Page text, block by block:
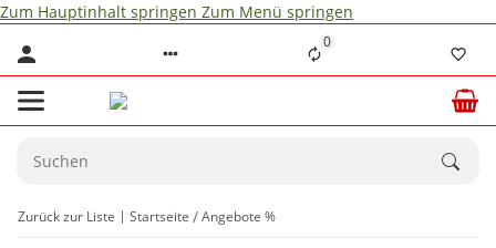
Zum Hauptinhalt springen Zum Menü springen
0
Zurück zur Liste Startseite Angebote %